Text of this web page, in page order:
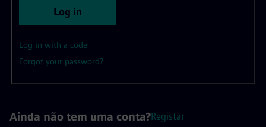
Log in
Log in with a code
Forgot your password?
Ainda não tem uma conta?Registar